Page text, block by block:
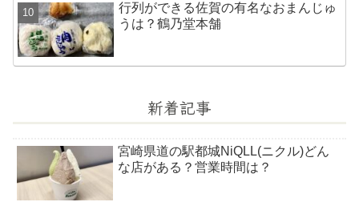
行列ができる佐賀の有名なおまんじゅ
うは？鶴乃堂本舗
新着記事
宮崎県道の駅都城NiQLL(ニクル)どん
な店がある？営業時間は？